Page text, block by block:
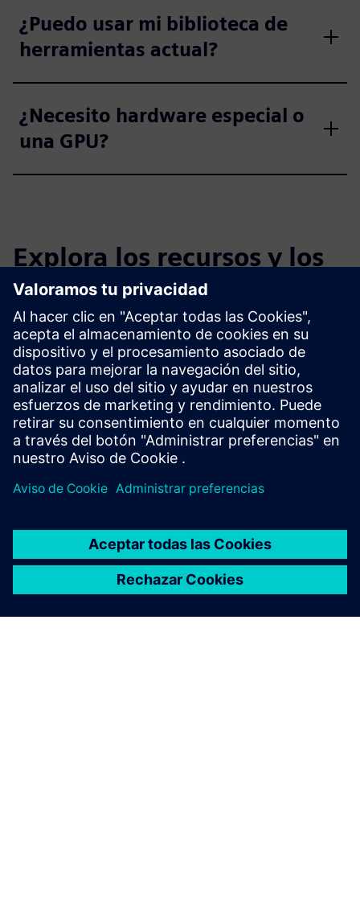
¿Puedo usar mi biblioteca de
herramientas actual?
¿Necesito hardware especial o
una GPU?
Explora los recursos y los
productos relacionados
Requisitos previos
NX CAM v2312 y más recientes
Conexión a Internet estable; admite despliegues de nube
privada y GovCloud